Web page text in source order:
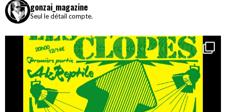
gonzai_magazine
Seul le détail compte.